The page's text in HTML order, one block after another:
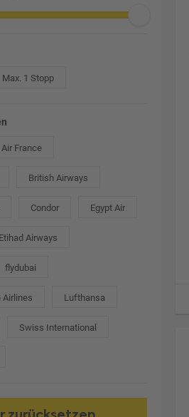
Max. 1 Stopp
Air France
British Airways
Condor Egypt Air
Etihad Airways
flydubai
Airlines Lufthansa
Swiss International